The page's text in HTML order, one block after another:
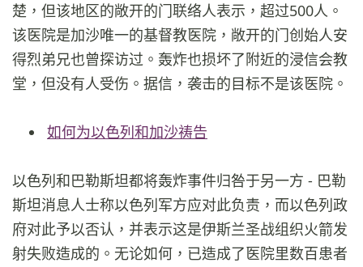
楚，但该地区的敞开的门联络人表示，超过500人。
该医院是加沙唯一的基督教医院，敞开的门创始人安
得烈弟兄也曾探访过。轰炸也损坏了附近的浸信会教
堂，但没有人受伤。据信，袭击的目标不是该医院。
如何为以色列和加沙祷告
以色列和巴勒斯坦都将轰炸事件归咎于另一方 - 巴勒
斯坦消息人士称以色列军方应对此负责，而以色列政
府对此予以否认，并表示这是伊斯兰圣战组织火箭发
射失败造成的。无论如何，已造成了医院里数百患者